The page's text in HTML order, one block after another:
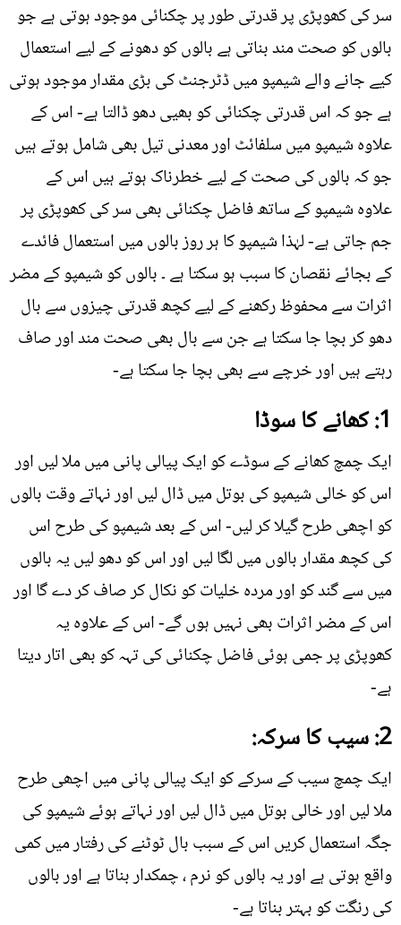
سر کی کھوپڑی پر قدرتی طور پر چکنائی موجود ہوتی ہے جو
بالوں کو صحت مند بناتی ہے بالوں کو دھونے کے لیے استعمال
کیے جانے والے شیمپو میں ڈٹرجنٹ کی بڑی مقدار موجود ہوتی
ہے جو کہ اس قدرتی چکنائی کو بھیی دھو ڈالتا ہے- اس کے
علاوہ شیمپو میں سلفائٹ اور معدنی تیل بھی شامل ہوتے ہیں
جو کہ بالوں کی صحت کے لیے خطرناک ہوتے ہیں اس کے
علاوہ شیمپو کے ساتھ فاضل چکنائی بھی سر کی کھوپڑی پر
جم جاتی ہے- لہٰذا شیمپو کا ہر روز بالوں میں استعمال فائدے
کے بجائے نقصان کا سبب ہو سکتا ہے ۔ بالوں کو شیمپو کے مضر
اثرات سے محفوظ رکھنے کے لیے کچھ قدرتی چیزوں سے بال
دھو کر بچا جا سکتا ہے جن سے بال بھی صحت مند اور صاف
رہتے ہیں اور خرچے سے بھی بچا جا سکتا ہے-
1: کھانے کا سوڈا
ایک چمچ کھانے کے سوڈے کو ایک پیالی پانی میں ملا لیں اور
اس کو خالی شیمپو کی بوتل میں ڈال لیں اور نہاتے وقت بالوں
کو اچھی طرح گیلا کر لیں- اس کے بعد شیمپو کی طرح اس
کی کچھ مقدار بالوں میں لگا لیں اور اس کو دھو لیں یہ بالوں
میں سے گند کو اور مردہ خلیات کو نکال کر صاف کر دے گا اور
اس کے مضر اثرات بھی نہیں ہوں گے- اس کے علاوہ یہ
کھوپڑی پر جمی ہوئی فاضل چکنائی کی تہہ کو بھی اتار دیتا
ہے-
2: سیب کا سرکہ:
ایک چمچ سیب کے سرکے کو ایک پیالی پانی میں اچھی طرح
ملا لیں اور خالی بوتل میں ڈال لیں اور نہاتے ہوئے شیمپو کی
جگہ استعمال کریں اس کے سبب بال ٹوٹنے کی رفتار میں کمی
واقع ہوتی ہے اور یہ بالوں کو نرم ، چمکدار بناتا ہے اور بالوں
کی رنگت کو بہتر بناتا ہے-